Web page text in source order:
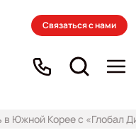
Связаться с нами
в Южной Корее с «Глобал